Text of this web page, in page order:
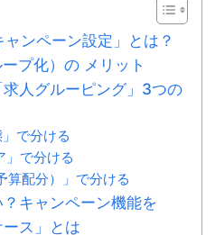
ンペーン設定」とは？
プ化）の メリット
人グルーピング」3つの
で分ける
」で分ける
算配分）」で分ける
キャンペーン機能を
ース」とは